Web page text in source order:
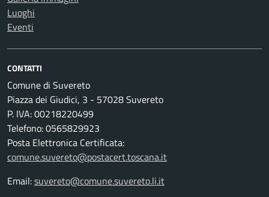
Luoghi
Eventi
CONTATTI
Comune di Suvereto
Piazza dei Giudici, 3 - 57028 Suvereto
P. IVA: 00218220499
Telefono: 0565829923
Posta Elettronica Certificata:
comune.suvereto@postacert.toscana.it
Email:suvereto@comune.suvereto.li.it